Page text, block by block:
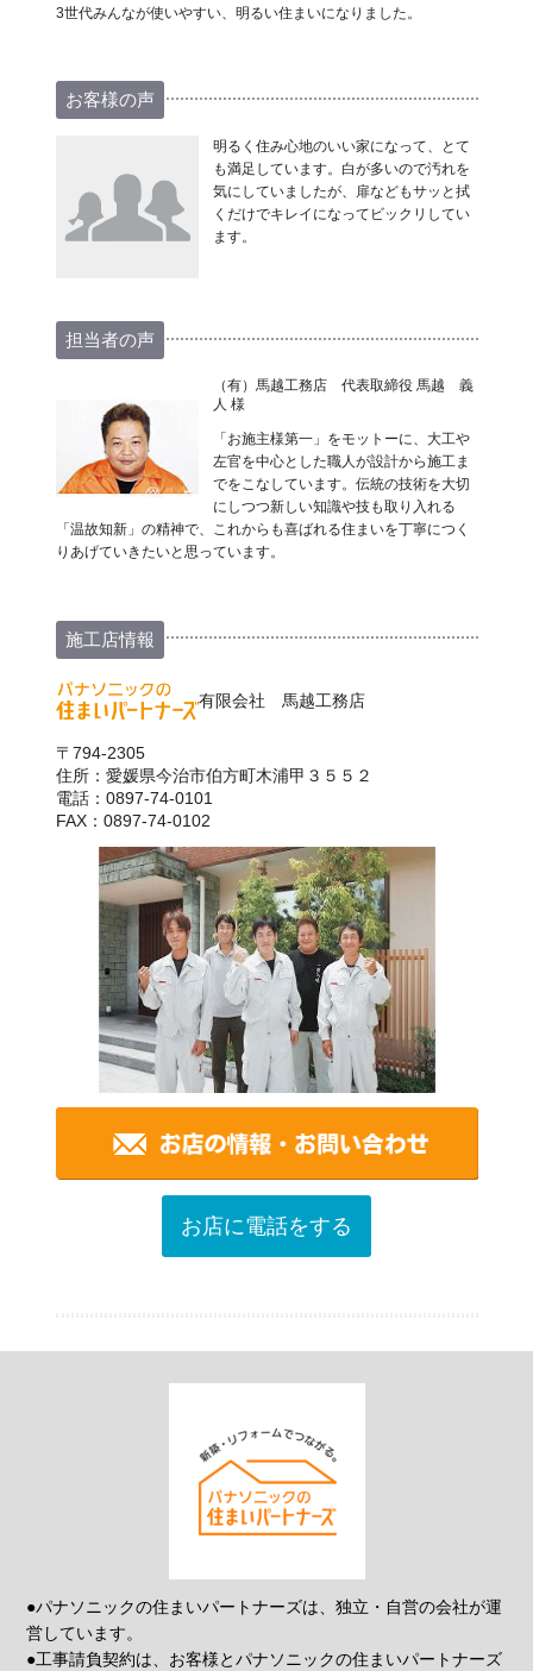
3世代みんなが使いやすい、明るい住まいになりました。
お客様の声
明るく住み心地のいい家になって、とて
も満足しています。白が多いので汚れを
気にしていましたが、扉などもサッと拭
くだけでキレイになってビックリしてい
ます。
担当者の声
（有）馬越工務店 代表取締役 馬越 義
人 様
「お施主様第一」をモットーに、大工や
左官を中心とした職人が設計から施工ま
でをこなしています。伝統の技術を大切
にしつつ新しい知識や技も取り入れる
「温故知新」の精神で、これからも喜ばれる住まいを丁寧につく
りあげていきたいと思っています。
施工店情報
有限会社 馬越工務店
〒794-2305
住所：愛媛県今治市伯方町木浦甲３５５２
電話：0897-74-0101
FAX：0897-74-0102
お店に電話をする
●パナソニックの住まいパートナーズは、独立・自営の会社が運
営しています。
●工事請負契約は、お客様とパナソニックの住まいパートナーズ